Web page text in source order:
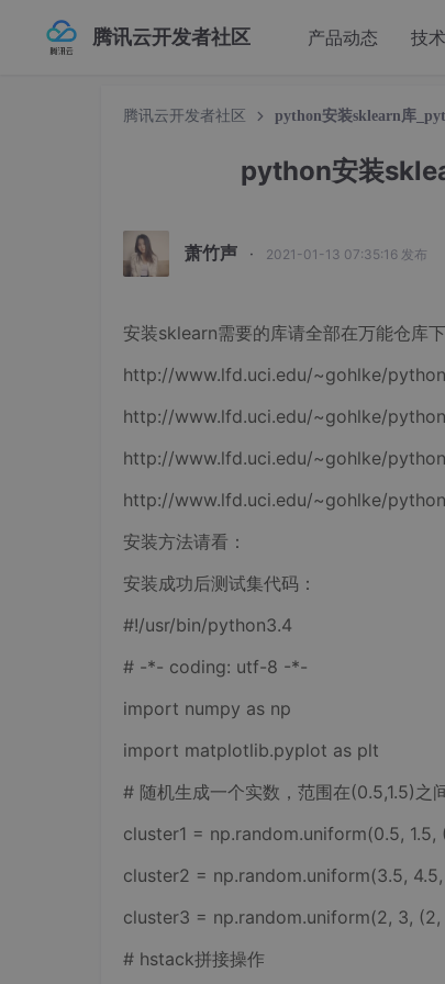
腾讯云开发者社区 产品动态 技
腾讯云开发者社区 python安装sklearn库
python安装
萧竹声 · 2021-01-13 07:35:16 发布
安装sklearn需要的库请全部在万能仓库下
http://www.lfd.uci.edu/~gohlke/
http://www.lfd.uci.edu/~gohlke/
http://www.lfd.uci.edu/~gohlke/
http://www.lfd.uci.edu/~gohlke/
安装方法请看：
安装成功后测试集代码：
#!/usr/bin/python3.4
# -*- coding: utf-8 -*-
import numpy as np
import matplotlib.pyplot as plt
# 随机生成一个实数，范围在(0.5,1.5)之
cluster1 = np.random.uniform(0.5, 1.5,
cluster2 = np.random.uniform(3.5,
cluster3 = np.random.uniform(2, 3, (2,
# hstack拼接操作